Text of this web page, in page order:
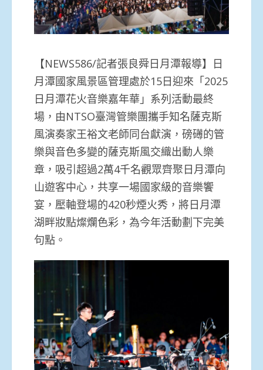
【NEWS586/記者張良舜日月潭報導】日
月潭國家風景區管理處於15日迎來「2025
日月潭花火音樂嘉年華」系列活動最終
場，由NTSO臺灣管樂團攜手知名薩克斯
風演奏家王裕文老師同台獻演，磅礡的管
樂與音色多變的薩克斯風交織出動人樂
章，吸引超過2萬4千名觀眾齊聚日月潭向
山遊客中心，共享一場國家級的音樂饗
宴，壓軸登場的420秒煙火秀，將日月潭
湖畔妝點燦爛色彩，為今年活動劃下完美
句點。